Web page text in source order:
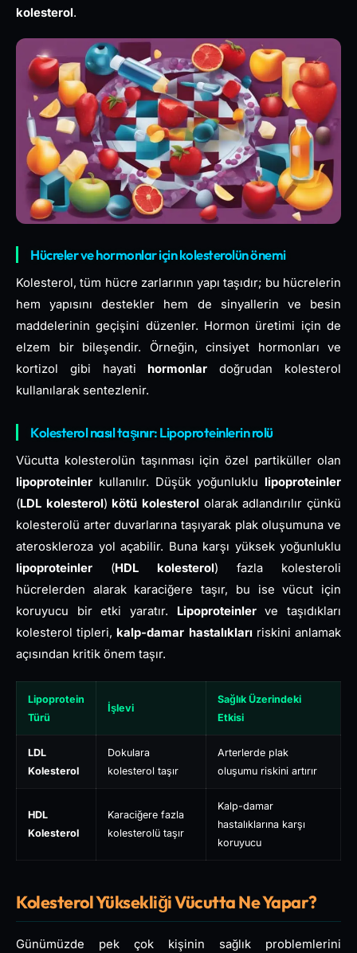
kolesterol.
Hücreler ve hormonlar için kolesterolün önemi
Kolesterol, tüm hücre zarlarının yapı taşıdır; bu hücrelerin
hem yapısını destekler hem de sinyallerin ve besin
maddelerinin geçişini düzenler. Hormon üretimi için de
elzem bir bileşendir. Örneğin, cinsiyet hormonları ve
kortizol gibi hayati hormonlar doğrudan kolesterol
kullanılarak sentezlenir.
Kolesterol nasıl taşınır: Lipoproteinlerin rolü
Vücutta kolesterolün taşınması için özel partiküller olan
lipoproteinler kullanılır. Düşük yoğunluklu lipoproteinler
(LDL kolesterol) kötü kolesterol olarak adlandırılır çünkü
kolesterolü arter duvarlarına taşıyarak plak oluşumuna ve
ateroskleroza yol açabilir. Buna karşı yüksek yoğunluklu
lipoproteinler (HDL kolesterol) fazla kolesteroli
hücrelerden alarak karaciğere taşır, bu ise vücut için
koruyucu bir etki yaratır. Lipoproteinlerve taşıdıkları
kolesterol tipleri, kalp-damar hastalıkları riskini anlamak
açısından kritik önem taşır.
Lipoprotein
Türü
İşlevi
Sağlık Üzerindeki
Etkisi
LDL
Kolesterol
Dokulara
kolesterol taşır
Arterlerde plak
oluşumu riskini artırır
HDL
Kolesterol
Karaciğere fazla
kolesterolü taşır
Kalp-damar
hastalıklarına karşı
koruyucu
Kolesterol Yüksekliği Vücutta Ne Yapar?
Günümüzde pek çok kişinin sağlık problemlerini